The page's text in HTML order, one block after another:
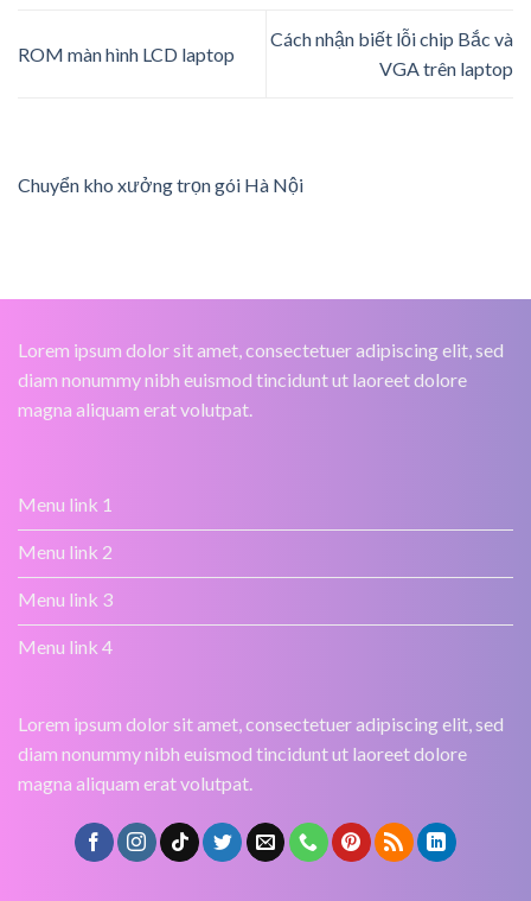
ROM màn hình LCD laptop
Cách nhận biết lỗi chip Bắc và
VGA trên laptop
Chuyển kho xưởng trọn gói Hà Nội
Lorem ipsum dolor sit amet, consectetuer adipiscing elit, sed
diam nonummy nibh euismod tincidunt ut laoreet dolore
magna aliquam erat volutpat.
Menu link 1
Menu link 2
Menu link 3
Menu link 4
Lorem ipsum dolor sit amet, consectetuer adipiscing elit, sed
diam nonummy nibh euismod tincidunt ut laoreet dolore
magna aliquam erat volutpat.